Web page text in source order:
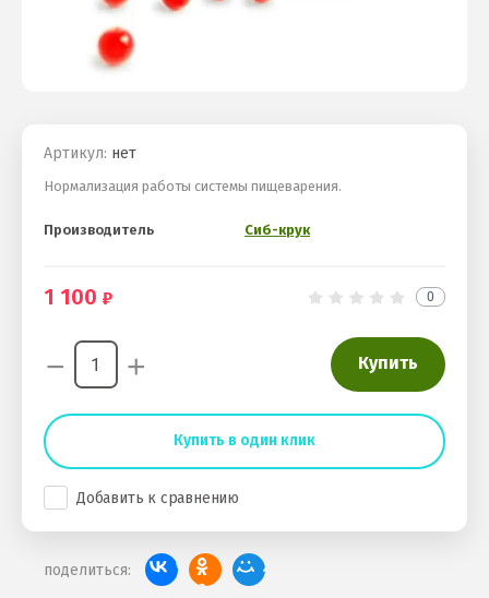
Артикул: нет
Нормализация работы системы пищеварения.
Производитель Сиб-крук
1 100 0
− + Купить
Купить в один клик
Добавить к сравнению
поделиться: